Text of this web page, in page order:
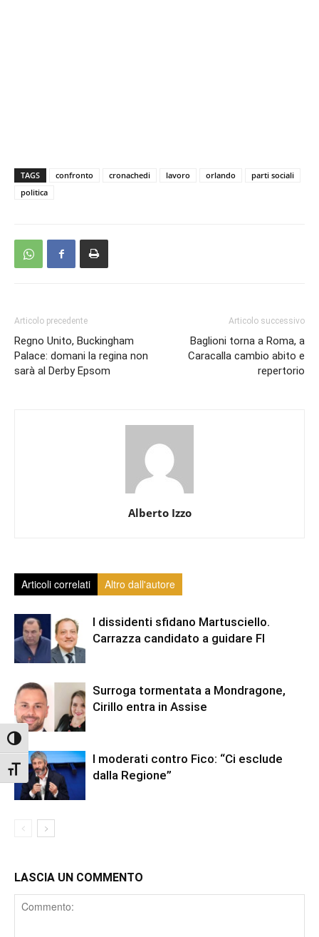
Attiva/disattiva alto contrasto
Attiva/disattiva dimensione testo
TAGS confronto cronachedi lavoro orlando
parti sociali
politica
Articolo precedente
Regno Unito, Buckingham
Palace: domani la regina non
sarà al Derby Epsom
Articolo successivo
Baglioni torna a Roma, a
Caracalla cambio abito e
repertorio
Alberto Izzo
Articoli correlati Altro dall'autore
I dissidenti sfidano Martusciello.
Carrazza candidato a guidare FI
Surroga tormentata a Mondragone,
Cirillo entra in Assise
I moderati contro Fico: “Ci esclude
dalla Regione”
LASCIA UN COMMENTO
Comment